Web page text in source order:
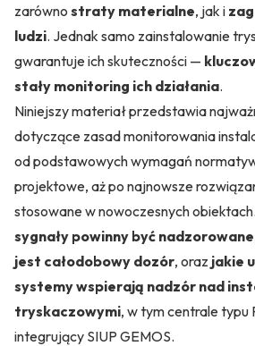
zarówno straty materialne, jak i
ludzi. Jednak samo zainstalowanie
gwarantuje ich skuteczności —
stały monitoring ich działania.
Niniejszy materiał przedstawia
dotyczące zasad monitorowania
od podstawowych wymagań
projektowe, aż po najnowsze
stosowane w nowoczesnych
sygnały powinny być nadzorowane
jest całodobowy dozór, oraz jakie
systemy wspierają nadzór nad
tryskaczowymi, w tym centrale typu
integrujący SIUP GEMOS.